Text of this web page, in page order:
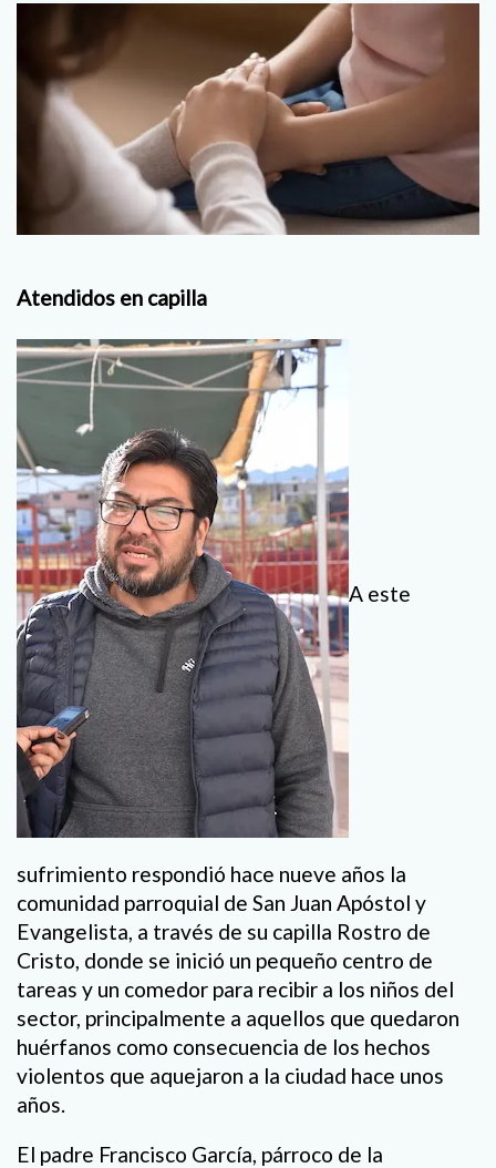
Atendidos en capilla
A este
sufrimiento respondió hace nueve años la
comunidad parroquial de San Juan Apóstol y
Evangelista, a través de su capilla Rostro de
Cristo, donde se inició un pequeño centro de
tareas y un comedor para recibir a los niños del
sector, principalmente a aquellos que quedaron
huérfanos como consecuencia de los hechos
violentos que aquejaron a la ciudad hace unos
años.
El padre Francisco García, párroco de la